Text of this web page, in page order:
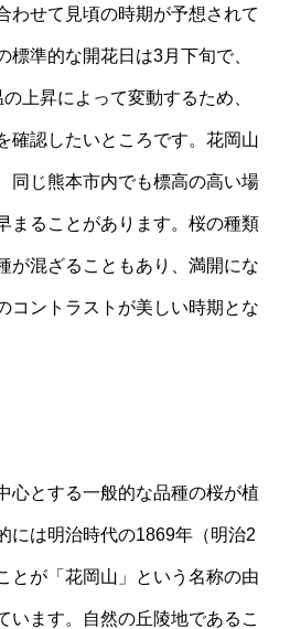
わせて見頃の時期が予想されて
標準的な開花日は3月下旬で、
上昇によって変動するため、
確認したいところです。花岡山
同じ熊本市内でも標高の高い場
まることがあります。桜の種類
が混ざることもあり、満開にな
コントラストが美しい時期とな
心とする一般的な品種の桜が植
には明治時代の1869年（明治2
とが「花岡山」という名称の由
います。自然の丘陵地であるこ